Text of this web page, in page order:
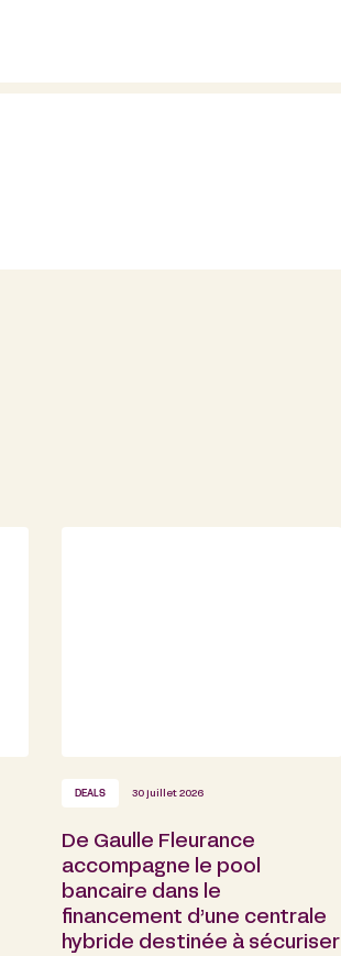
DEALS 30 juillet 2026
De Gaulle Fleurance
accompagne le pool
bancaire dans le
financement d’une centrale
hybride destinée à sécuriser